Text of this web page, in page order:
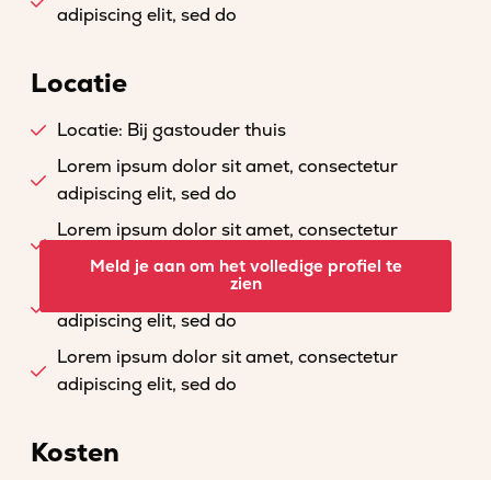
adipiscing elit, sed do
Locatie
Locatie: Bij gastouder thuis
Lorem ipsum dolor sit amet, consectetur
adipiscing elit, sed do
Lorem ipsum dolor sit amet, consectetur
adipiscing elit, sed do
Lorem ipsum dolor sit amet, consectetur
adipiscing elit, sed do
Lorem ipsum dolor sit amet, consectetur
adipiscing elit, sed do
Meld je aan om het volledige profiel te
zien
Kosten